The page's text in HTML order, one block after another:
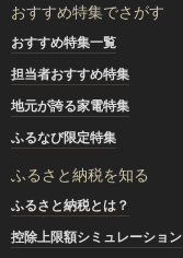
おすすめ特集でさがす
おすすめ特集一覧
担当者おすすめ特集
地元が誇る家電特集
ふるなび限定特集
ふるさと納税を知る
ふるさと納税とは？
控除上限額シミュレーション